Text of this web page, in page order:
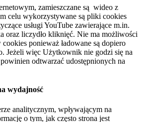
zamieszczane są wideo z
celu wykorzystywane są pliki cookies
usługi YouTube zawierające m.in.
oraz liczydło kliknięć. Nie ma możliwości
ponieważ ładowane są dopiero
Jeżeli więc Użytkownik nie godzi się na
odtwarzać udostępnionych na
wydajność
analitycznym, wpływającym na
o tym, jak często strona jest